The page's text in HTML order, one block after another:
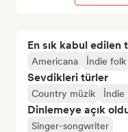
En sık kabul edilen
Americana İndie folk
Sevdikleri türler
Country müzik İndie
Dinlemeye açık
Singer-songwriter